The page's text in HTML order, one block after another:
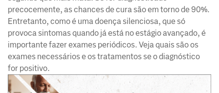
precocemente, as chances de cura são em torno de 90%.
Entretanto, como é uma doença silenciosa, que só
provoca sintomas quando já está no estágio avançado, é
importante fazer exames periódicos. Veja quais são os
exames necessários e os tratamentos se o diagnóstico
for positivo.